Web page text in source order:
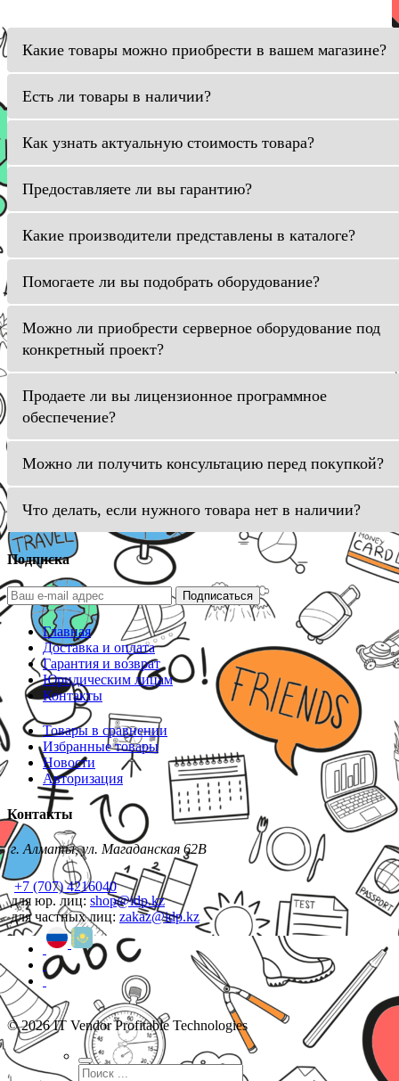
Какие товары можно приобрести в вашем магазине?
Есть ли товары в наличии?
Как узнать актуальную стоимость товара?
Предоставляете ли вы гарантию?
Какие производители представлены в каталоге?
Помогаете ли вы подобрать оборудование?
Можно ли приобрести серверное оборудование под
конкретный проект?
Продаете ли вы лицензионное программное
обеспечение?
Можно ли получить консультацию перед покупкой?
Что делать, если нужного товара нет в наличии?
Подписка
Подписаться
Главная
Доставка и оплата
Гарантия и возврат
Юридическим лицам
Контакты
Товары в сравнении
Избранные товары
Новости
Авторизация
Контакты
г. Алматы, ул. Магаданская 62В
+7 (707) 4216040
для юр. лиц: shop@idp.kz
для частных лиц: zakaz@idp.kz
© 2026 IT Vendor Profitable Technologies